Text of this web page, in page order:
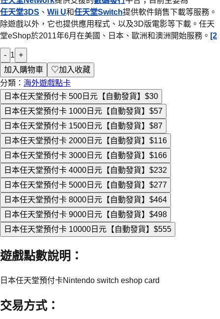
任天堂3DS 、 Wii U和任天堂Switch提供軟件銷售下載等服務。
除遊戲以外，它也提供應用程式、以及3D版電影等下載。任天
堂eShop於2011年6月在美國、日本、歐洲和澳洲開始服務。 [2
- 1 +
加入購物車
♡加入收藏
分類： 海外遊戲點卡
日本任天堂預付卡 500日元【自動發貨】 $30
日本任天堂預付卡 1000日元【自動發貨】 $57
日本任天堂預付卡 1500日元【自動發貨】 $87
日本任天堂預付卡 2000日元【自動發貨】 $116
日本任天堂預付卡 3000日元【自動發貨】 $166
日本任天堂預付卡 4000日元【自動發貨】 $232
日本任天堂預付卡 5000日元【自動發貨】 $277
日本任天堂預付卡 8000日元【自動發貨】 $464
日本任天堂預付卡 9000日元【自動發貨】 $498
日本任天堂預付卡 10000日元【自動發貨】 $555
遊戲點數說明 ：
日本任天堂預付卡Nintendo switch eshop card
交易方式：